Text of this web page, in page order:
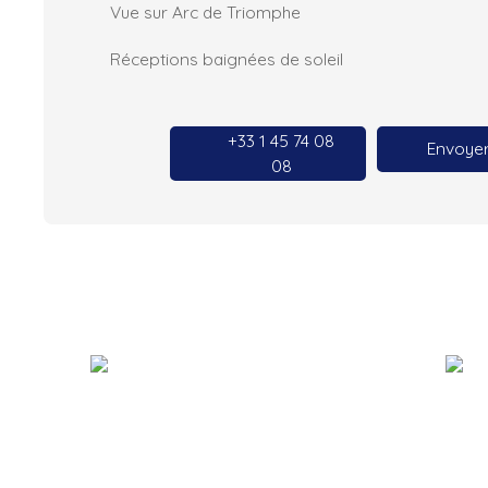
Vue sur Arc de Triomphe
Réceptions baignées de soleil
+33 1 45 74 08
08